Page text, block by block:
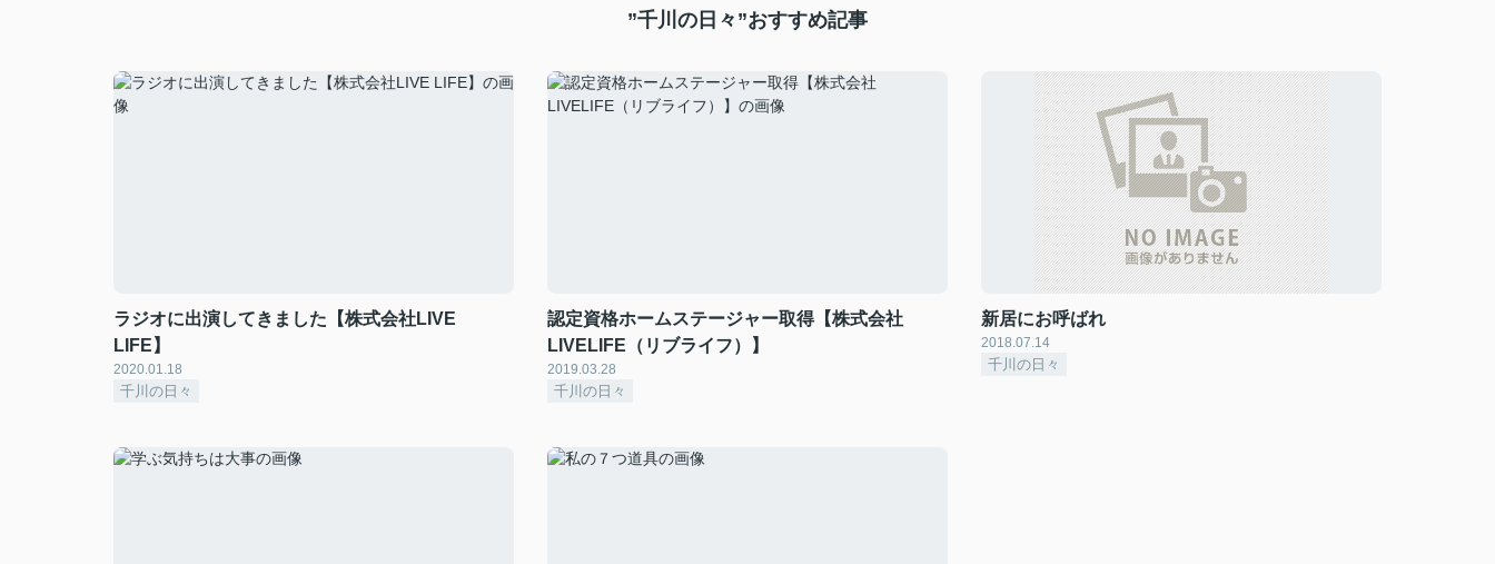
”千川の日々”おすすめ記事
ラジオに出演してきました【株式会社LIVE
LIFE】
2020.01.18
千川の日々
認定資格ホームステージャー取得【株式会社
LIVELIFE（リブライフ）】
2019.03.28
千川の日々
新居にお呼ばれ
2018.07.14
千川の日々